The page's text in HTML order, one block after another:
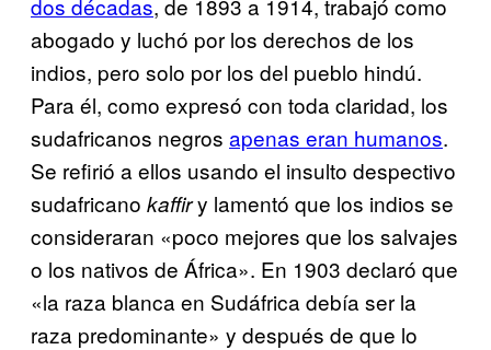
abogado y luchó por los derechos de los
indios, pero solo por los del pueblo hindú.
Para él, como expresó con toda claridad, los
sudafricanos negros apenas eran humanos.
Se refirió a ellos usando el insulto despectivo
sudafricano kaffiry lamentó que los indios se
consideraran «poco mejores que los salvajes
o los nativos de África». En 1903 declaró que
«la raza blanca en Sudáfrica debía ser la
raza predominante» y después de que lo